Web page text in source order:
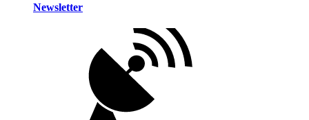
Newsletter